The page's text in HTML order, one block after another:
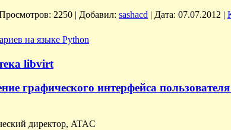
2250 | Добавил: sashacd | Дата: 07.07.2012 |
на языке Python
libvirt
графического интерфейса
директор, ATAC